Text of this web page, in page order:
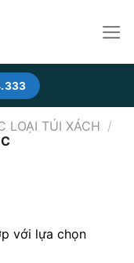
LOẠI TÚI XÁCH /
với lựa chọn